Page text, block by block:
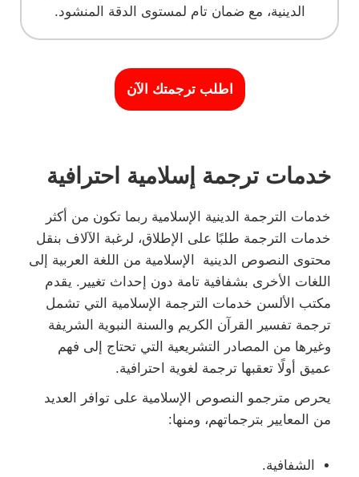
الدينية، مع ضمان تام لمستوى الدقة المنشود.
اطلب ترجمتك الآن
خدمات ترجمة إسلامية احترافية
خدمات الترجمة الدينية الإسلامية ربما تكون من أكثر
خدمات الترجمة طلبًا على الإطلاق، لرغبة الآلاف بنقل
محتوى النصوص الدينية الإسلامية من اللغة العربية إلى
اللغات الأخرى بشفافية تامة دون إحداث تغيير. يقدم
مكتب الألسن خدمات الترجمة الإسلامية التي تشمل
ترجمة تفسير القرآن الكريم والسنة النبوية الشريفة
وغيرها من المصادر التشريعية التي تحتاج إلى فهم
عميق أولًا تعقبها ترجمة لغوية احترافية.
يحرص مترجمو النصوص الإسلامية على توافر العديد
من المعايير بترجماتهم، ومنها:
الشفافية.